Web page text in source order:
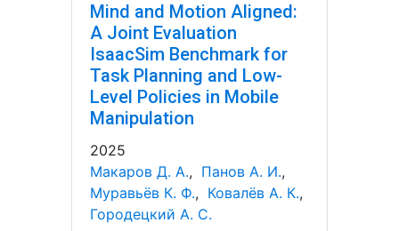
Mind and Motion Aligned:
A Joint Evaluation
IsaacSim Benchmark for
Task Planning and Low-
Level Policies in Mobile
Manipulation
2025
Макаров Д. А., Панов А. И.,
Муравьёв К. Ф., Ковалёв А. К.,
Городецкий А. С.